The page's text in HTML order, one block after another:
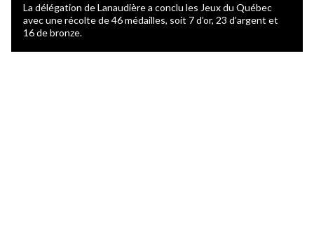
La délégation de Lanaudière a conclu les Jeux du Québec
avec une récolte de 46 médailles, soit 7 d’or, 23 d’argent et
16 de bronze.